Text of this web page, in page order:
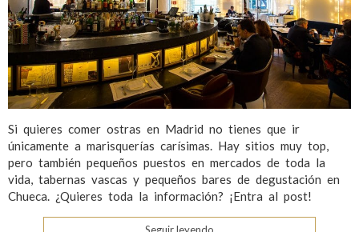
Si quieres comer ostras en Madrid no tienes que ir
únicamente a marisquerías carísimas. Hay sitios muy top,
pero también pequeños puestos en mercados de toda la
vida, tabernas vascas y pequeños bares de degustación en
Chueca. ¿Quieres toda la información? ¡Entra al post!